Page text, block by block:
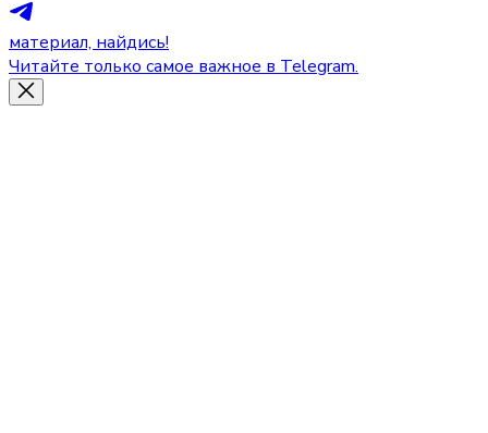
материал, найдись!
Читайте только самое важное в Telegram.